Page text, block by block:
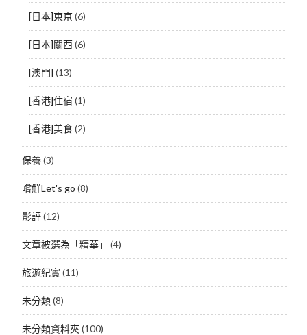
[日本]東京(6)
[日本]關西(6)
[澳門] (13)
[香港]住宿 (1)
[香港]美食(2)
保養(3)
嚐鮮Let's go (8)
影評(12)
文章被選為「精華」 (4)
旅遊紀實(11)
未分類(8)
未分類資料夾(100)